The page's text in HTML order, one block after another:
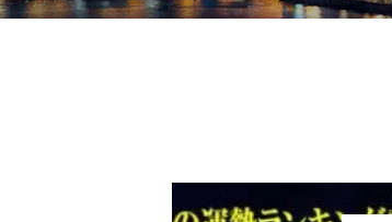
テニス四大大会・五輪